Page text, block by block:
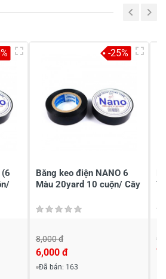
phẩm
Băng keo điện NANO 6
Màu 20yard 10 cuộn/ Cây
8,000 đ
6,000 đ
Đã bán: 163
-25%